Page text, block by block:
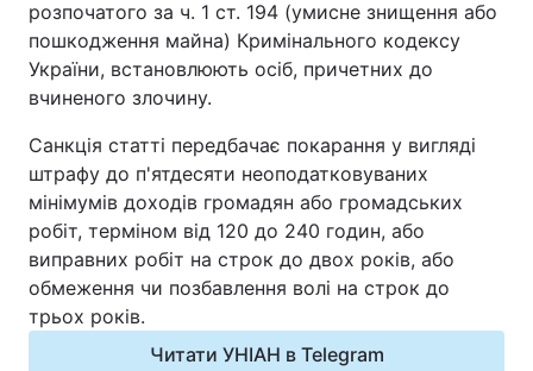
Архів Вакансії
Контакти
ПОСЛУГИ
Реклама на сайті Фотобанк
Моніторинг Пресцентр
розпочатого за ч. 1 ст. 194 (умисне знищення або
пошкодження майна) Кримінального кодексу
України, встановлюють осіб, причетних до
вчиненого злочину.
Санкція статті передбачає покарання у вигляді
штрафу до п'ятдесяти неоподатковуваних
мінімумів доходів громадян або громадських
робіт, терміном від 120 до 240 годин, або
виправних робіт на строк до двох років, або
обмеження чи позбавлення волі на строк до
трьох років.
Читати УНІАН в Telegram